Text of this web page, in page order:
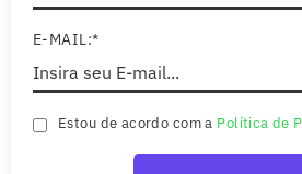
E-MAIL:*
Estou de acordo com a Política de